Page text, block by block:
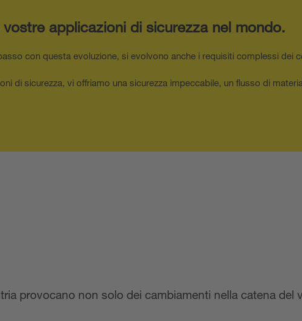
applicazioni di sicurezza nel mondo.
con questa evoluzione, si evolvono anche i requisiti complessi dei
di sicurezza, vi offriamo una sicurezza impeccabile, un flusso di
provocano non solo dei cambiamenti nella catena del